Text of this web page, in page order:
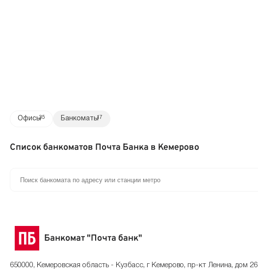
Офисы35 Банкоматы17
Список банкоматов Почта Банка в Кемерово
Банкомат "Почта банк"
650000, Кемеровская область - Кузбасс, г Кемерово, пр-кт Ленина, дом 26